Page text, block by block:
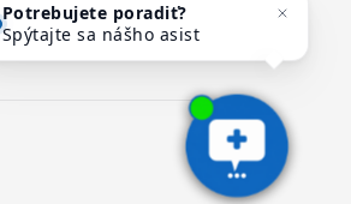
Spýtajte sa nášho asistenta
Mediho.